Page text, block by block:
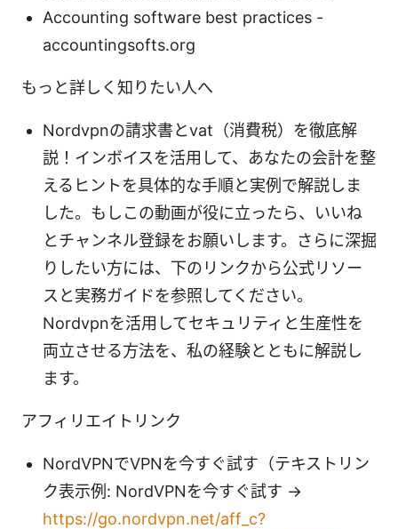
Accounting software best practices -
accountingsofts.org
もっと詳しく知りたい人へ
Nordvpnの請求書とvat（消費税）を徹底解
説！インボイスを活用して、あなたの会計を整
えるヒントを具体的な手順と実例で解説しま
した。もしこの動画が役に立ったら、いいね
とチャンネル登録をお願いします。さらに深掘
りしたい方には、下のリンクから公式リソー
スと実務ガイドを参照してください。
Nordvpnを活用してセキュリティと生産性を
両立させる方法を、私の経験とともに解説し
ます。
アフィリエイトリンク
NordVPNでVPNを今すぐ試す（テキストリン
ク表示例: NordVPNを今すぐ試す →
https://go.nordvpn.net/aff_c?